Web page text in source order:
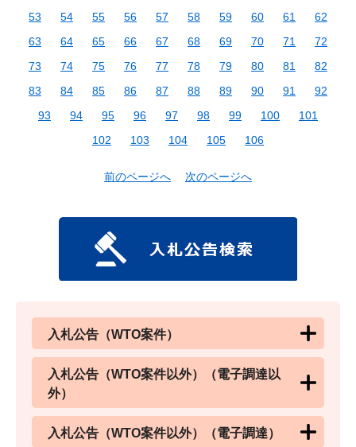
53
54 55 56 57 58 59 60 61
62
63
64 65 66 67 68 69 70 71
72
73
74 75 76 77 78 79 80 81
82
83
84 85 86 87 88 89 90 91
92
93
94 95 96 97 98 99 100
101
102
103 104 105 106
前のページへ 次のページへ
入札公告（WTO案件）
入札公告（WTO案件以外）（電子調達以
外）
入札公告（WTO案件以外）（電子調達）